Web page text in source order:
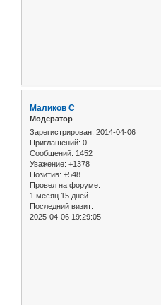
Маликов С
Модератор
Зарегистрирован: 2014-04-06
Приглашений: 0
Сообщений: 1452
Уважение: +1378
Позитив: +548
Провел на форуме:
1 месяц 15 дней
Последний визит:
2025-04-06 19:29:05